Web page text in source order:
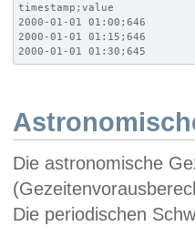
timestamp;value
2000-01-01 01:00;646
2000-01-01 01:15;646
2000-01-01 01:30;645
Die astronomische
Die periodischen